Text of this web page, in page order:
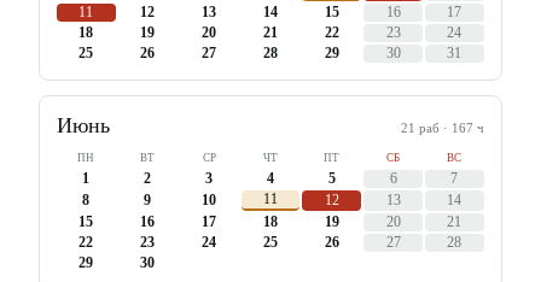
11
12 13 14 15 16
17
18
19 20 21 22 23
24
25
26 27 28 29 30 31
Июнь 21 раб · 167 ч
ПН ВТ СР ЧТ ПТ СБ ВС
1 2 3 4 5 6
7
8
9 10 11 12 13
14
15
16 17 18 19 20
21
22
23 24 25 26 27
28
29
30